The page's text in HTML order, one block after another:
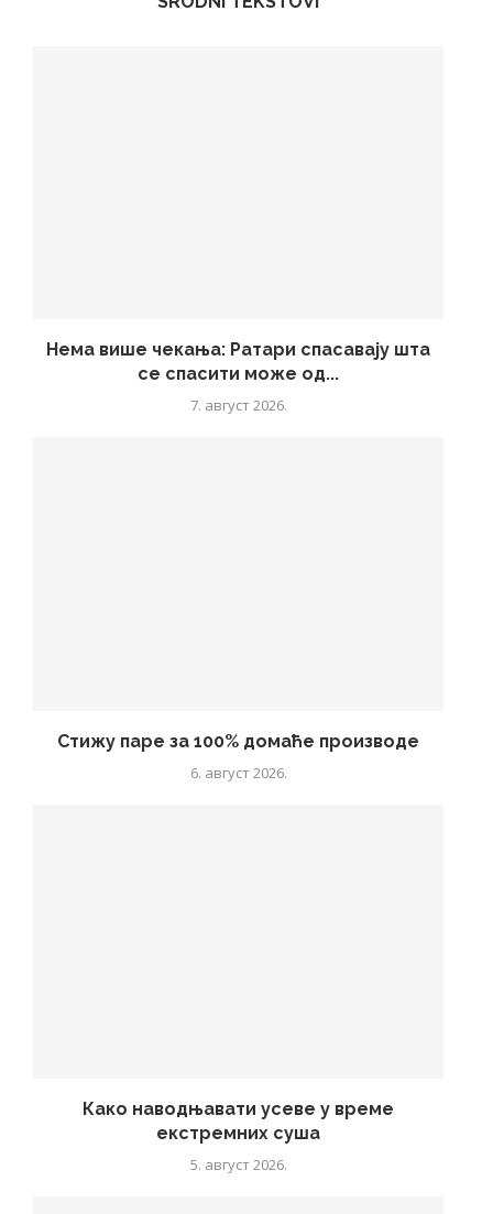
Нема више чекања: Ратари спасавају шта
се спасити може од...
7. август 2026.
Стижу паре за 100% домаће производе
6. август 2026.
Како наводњавати усеве у време
екстремних суша
5. август 2026.